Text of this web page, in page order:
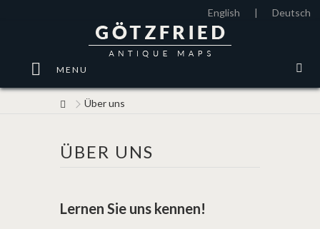
English | Deutsch
MENU
Über uns
ÜBER UNS
Lernen Sie uns kennen!